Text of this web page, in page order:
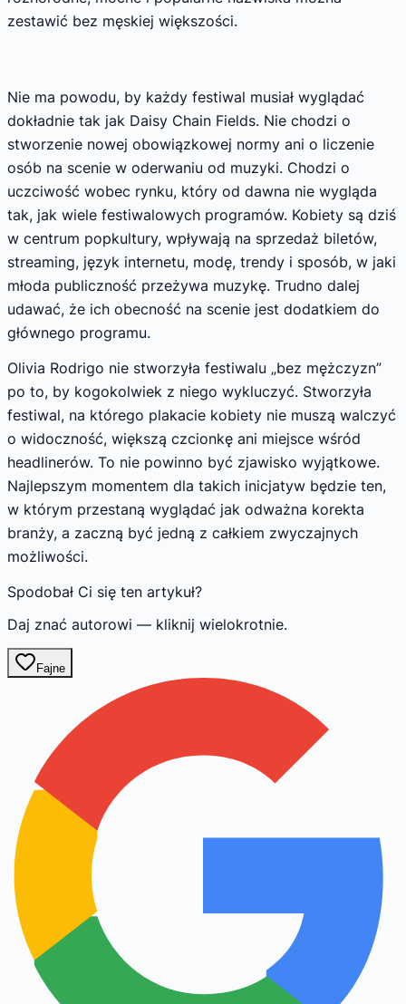
zestawić bez męskiej większości.
Nie ma powodu, by każdy festiwal musiał wyglądać
dokładnie tak jak Daisy Chain Fields. Nie chodzi o
stworzenie nowej obowiązkowej normy ani o liczenie
osób na scenie w oderwaniu od muzyki. Chodzi o
uczciwość wobec rynku, który od dawna nie wygląda
tak, jak wiele festiwalowych programów. Kobiety są dziś
w centrum popkultury, wpływają na sprzedaż biletów,
streaming, język internetu, modę, trendy i sposób, w jaki
młoda publiczność przeżywa muzykę. Trudno dalej
udawać, że ich obecność na scenie jest dodatkiem do
głównego programu.
Olivia Rodrigo nie stworzyła festiwalu „bez mężczyzn”
po to, by kogokolwiek z niego wykluczyć. Stworzyła
festiwal, na którego plakacie kobiety nie muszą walczyć
o widoczność, większą czcionkę ani miejsce wśród
headlinerów. To nie powinno być zjawisko wyjątkowe.
Najlepszym momentem dla takich inicjatyw będzie ten,
w którym przestaną wyglądać jak odważna korekta
branży, a zaczną być jedną z całkiem zwyczajnych
możliwości.
Spodobał Ci się ten artykuł?
Daj znać autorowi — kliknij wielokrotnie.
Fajne